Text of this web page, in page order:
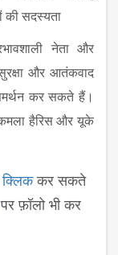
की सदस्यता
नेता और
सुरक्षा और आतंकवाद
कर सकते हैं।
कमला हैरिस और यूके
क्लिककर सकते
फ़ॉलो भी कर